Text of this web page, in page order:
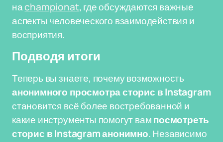
наchampionat, где обсуждаются важные
аспекты человеческого взаимодействия и
восприятия.
Подводя итоги
Теперь вы знаете, почему возможность
анонимного просмотра сторис в Instagram
становится всё более востребованной и
какие инструменты помогут вампосмотреть
сторис в Instagram анонимно. Независимо